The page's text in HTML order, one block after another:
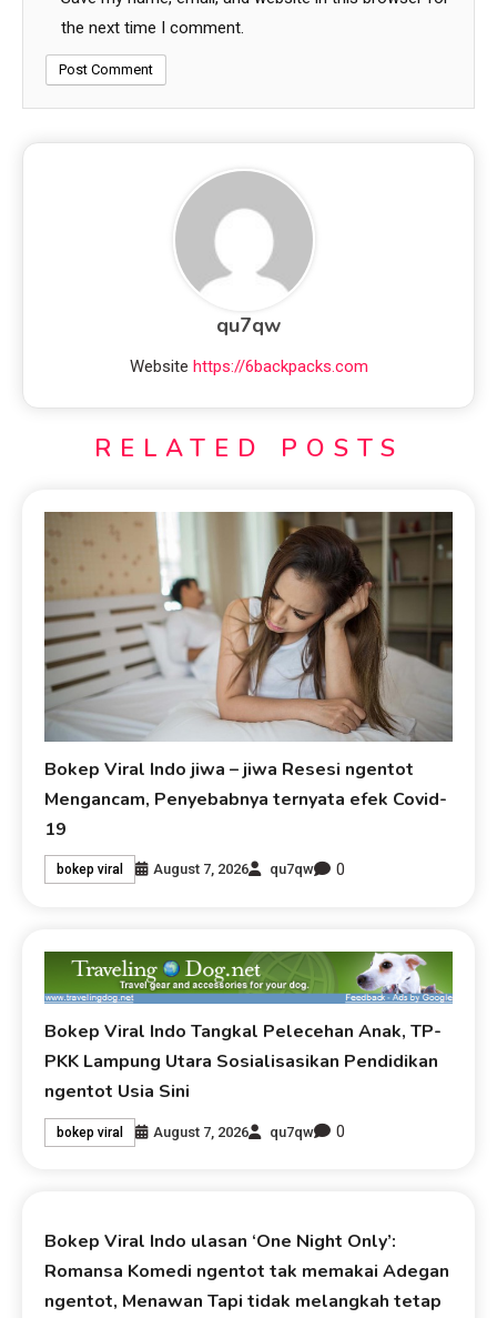
the next time I comment.
qu7qw
Website https://6backpacks.com
RELATED POSTS
Bokep Viral Indo jiwa – jiwa Resesi ngentot
Mengancam, Penyebabnya ternyata efek Covid-
19
bokep viral August 7, 2026 qu7qw 0
Bokep Viral Indo Tangkal Pelecehan Anak, TP-
PKK Lampung Utara Sosialisasikan Pendidikan
ngentot Usia Sini
bokep viral August 7, 2026 qu7qw 0
Bokep Viral Indo ulasan ‘One Night Only’:
Romansa Komedi ngentot tak memakai Adegan
ngentot, Menawan Tapi tidak melangkah tetap